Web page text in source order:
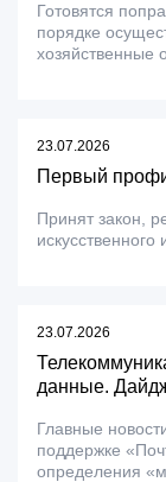
Готовятся
порядке
хозяйственные
23.07.2026
Первый
Принят закон,
искусственного
23.07.2026
данные.
Главные
поддержке
определения